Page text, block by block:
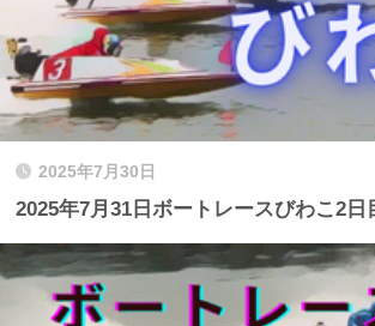
2025年7月30日
2025年7月31日ボートレースびわこ2日